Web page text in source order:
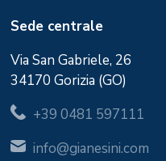
Sede centrale
Via San Gabriele, 26
34170 Gorizia (GO)
+39 0481 597111
info@gianesini.com